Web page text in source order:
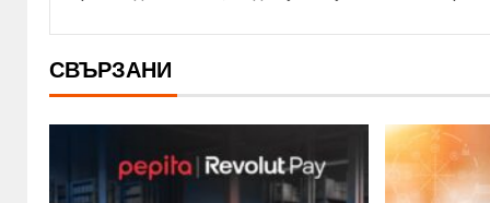
СВЪРЗАНИ